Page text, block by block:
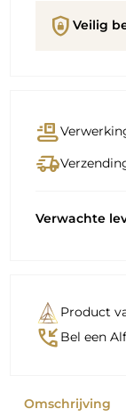
shield_lock Veilig
conveyor_belt
delivery_truck_speed
Verwachte
Product
phone_callback Bel een
Omschrijving